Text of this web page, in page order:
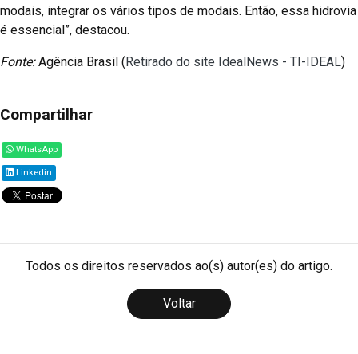
modais, integrar os vários tipos de modais. Então, essa hidrovia
é essencial”, destacou.
Fonte:Agência Brasil (Retirado do site IdealNews - TI-IDEAL)
Compartilhar
WhatsApp
Linkedin
Todos os direitos reservados ao(s) autor(es) do artigo.
Voltar